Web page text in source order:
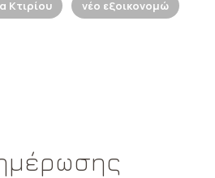
Κτιρίου νέο εξοικονομώ